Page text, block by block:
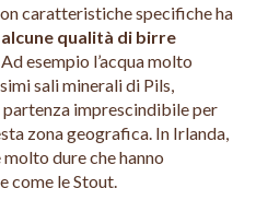
caratteristiche specifiche ha
qualità di birre
Ad esempio l’acqua molto
sali minerali di Pils,
imprescindibile per
zona geografica. In Irlanda,
dure che hanno
come le Stout.